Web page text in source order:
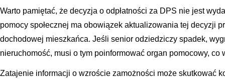
Warto pamiętać, że decyzja o odpłatności za DPS nie jest
pomocy społecznej ma obowiązek aktualizowania tej decyzji
dochodowej mieszkańca. Jeśli senior odziedziczy spadek,
nieruchomość, musi o tym poinformować organ pomocowy, co
Zatajenie informacji o wzroście zamożności może skutkować